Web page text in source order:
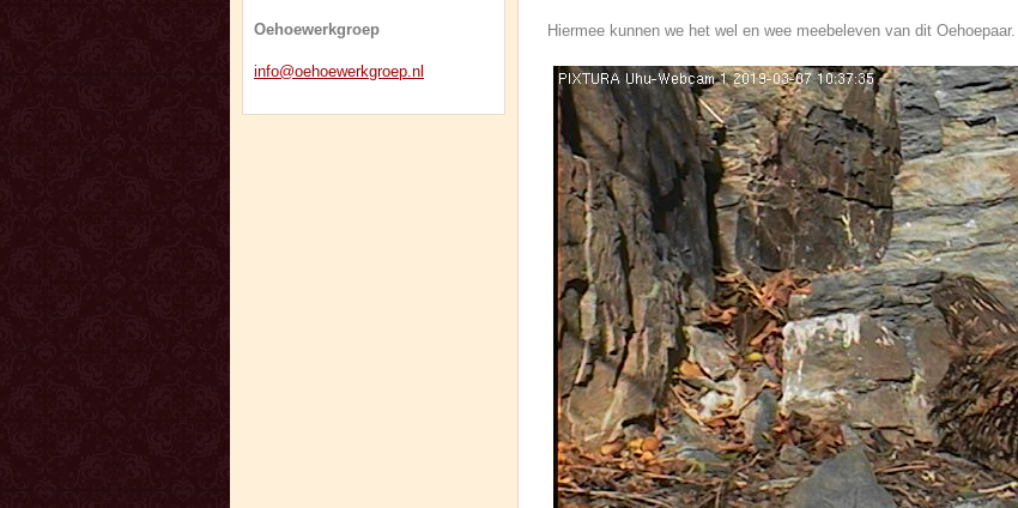
Oehoewerkgroep
info@oehoewerkgroep.nl
Hiermee kunnen we het wel en wee meebeleven van dit Oehoepaar.